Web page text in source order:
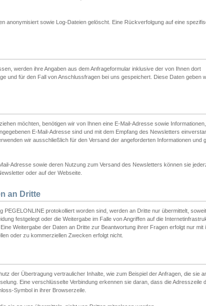
anonymisiert sowie Log-Dateien gelöscht. Eine Rückverfolgung auf eine
werden ihre Angaben aus dem Anfrageformular inklusive der von Ihnen dort
und für den Fall von Anschlussfragen bei uns gespeichert. Diese Daten geben
möchten, benötigen wir von Ihnen eine E-Mail-Adresse sowie
E-Mail-Adresse sind und mit dem Empfang des Newsletters
wir ausschließlich für den Versand der angeforderten Informationen und
Adresse sowie deren Nutzung zum Versand des Newsletters können sie
oder auf der Webseite.
an Dritte
PEGELONLINE protokolliert worden sind, werden an Dritte nur übermittelt,
festgelegt oder die Weitergabe im Falle von Angriffen auf die
Weitergabe der Daten an Dritte zur Beantwortung ihrer Fragen erfolgt nur mit
oder zu kommerziellen Zwecken erfolgt nicht.
der Übertragung vertraulicher Inhalte, wie zum Beispiel der Anfragen, die sie
Eine verschlüsselte Verbindung erkennen sie daran, dass die Adresszeile
Symbol in ihrer Browserzeile.